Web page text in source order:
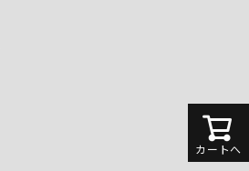
カートへ